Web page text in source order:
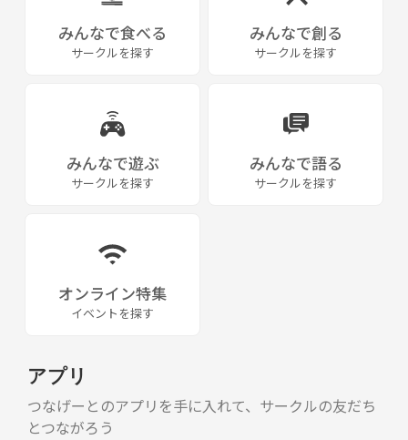
みんなで食べる
サークルを探す
みんなで創る
サークルを探す
みんなで遊ぶ
サークルを探す
みんなで語る
サークルを探す
オンライン特集
イベントを探す
アプリ
つなげーとのアプリを手に入れて、サークルの友だち
とつながろう